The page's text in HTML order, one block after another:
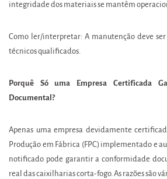
integridade dos materiais se mantêm
Como ler/interpretar: A manutenção deve
técnicos qualificados.
Porquê Só uma Empresa Certificada
Documental?
Apenas uma empresa devidamente
Produção em Fábrica (FPC) implementado e
notificado pode garantir a conformidade
real das caixilharias corta-fogo. As razões são